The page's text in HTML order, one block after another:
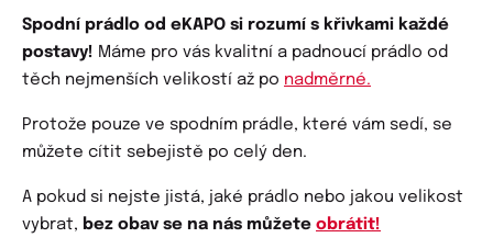
Spodní prádlo od eKAPO si rozumí s křivkami každé
postavy! Máme pro vás kvalitní a padnoucí prádlo od
těch nejmenších velikostí až po nadměrné.
Protože pouze ve spodním prádle, které vám sedí, se
můžete cítit sebejistě po celý den.
A pokud si nejste jistá, jaké prádlo nebo jakou velikost
vybrat, bez obav se na nás můžete obrátit!